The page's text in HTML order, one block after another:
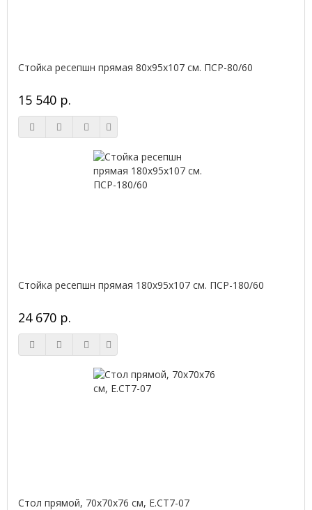
Стойка ресепшн прямая 80х95х107 см. ПСР-80/60
15 540 р.
Стойка ресепшн прямая 180х95х107 см. ПСР-180/60
24 670 р.
Стол прямой, 70x70x76 см, Е.СТ7-07